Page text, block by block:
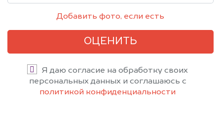
Добавить фото, если есть
ОЦЕНИТЬ
Я даю согласие на обработку своих
персональных данных и соглашаюсь с
политикой конфиденциальности